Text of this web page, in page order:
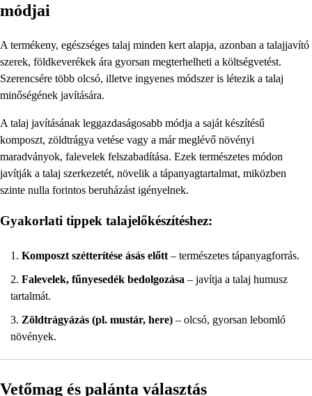
módjai
A termékeny, egészséges talaj minden kert alapja, azonban a talajjavító
szerek, földkeverékek ára gyorsan megterhelheti a költségvetést.
Szerencsére több olcsó, illetve ingyenes módszer is létezik a talaj
minőségének javítására.
A talaj javításának leggazdaságosabb módja a saját készítésű
komposzt, zöldtrágya vetése vagy a már meglévő növényi
maradványok, falevelek felszabadítása. Ezek természetes módon
javítják a talaj szerkezetét, növelik a tápanyagtartalmat, miközben
szinte nulla forintos beruházást igényelnek.
Gyakorlati tippek talajelőkészítéshez:
Komposzt szétterítése ásás előtt – természetes tápanyagforrás.
Falevelek, fűnyesedék bedolgozása – javítja a talaj humusz
tartalmát.
Zöldtrágyázás (pl. mustár, here) – olcsó, gyorsan lebomló
növények.
Vetőmag és palánta választás